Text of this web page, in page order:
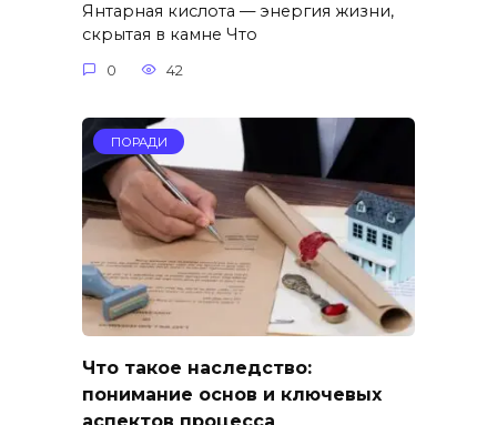
Янтарная кислота — энергия жизни,
скрытая в камне Что
0 42
ПОРАДИ
Что такое наследство:
понимание основ и ключевых
аспектов процесса